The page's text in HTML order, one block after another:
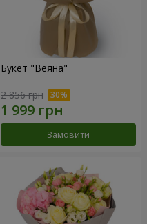
Букет "Веяна"
2 856 грн
Замовити